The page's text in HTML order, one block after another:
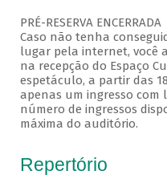
PRÉ-RESERVA ENCERRADA
Caso não tenha
lugar pela internet, você
na recepção do Espaço
espetáculo, a partir das
apenas um ingresso com
número de ingressos
máxima do auditório.
Repertório